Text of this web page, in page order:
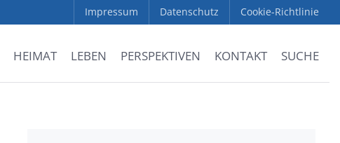
Impressum Datenschutz Cookie-Richtlinie
HEIMAT LEBEN PERSPEKTIVEN KONTAKT SUCHE